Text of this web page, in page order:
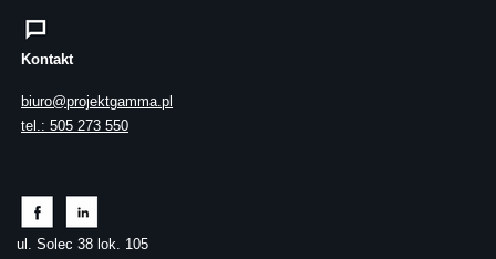
Kontakt
biuro@projektgamma.pl
tel.: 505 273 550
ul. Solec 38 lok. 105